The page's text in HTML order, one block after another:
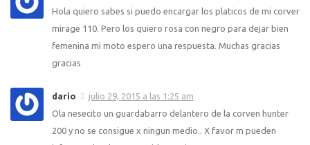
Hola quiero sabes si puedo encargar los platicos de mi corver
mirage 110. Pero los quiero rosa con negro para dejar bien
femenina mi moto espero una respuesta. Muchas gracias
gracias
dario
julio 29, 2015 a las 1:25 am
Ola nesecito un guardabarro delantero de la corven hunter
200 y no se consigue x ningun medio.. X favor m pueden